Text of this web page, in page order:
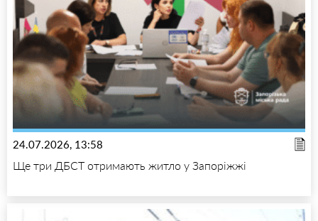
24.07.2026, 13:58
Ще три ДБСТ отримають житло у Запоріжжі